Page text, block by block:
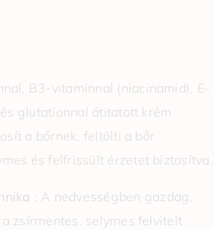
B3-vitaminnal (niacinamid), E-
glutationnal átitatott krém
a bőrnek, feltölti a bőr
és felfrissült érzetet biztosítva.
: A nedvességben gazdag,
zsírmentes, selymes felvitelt